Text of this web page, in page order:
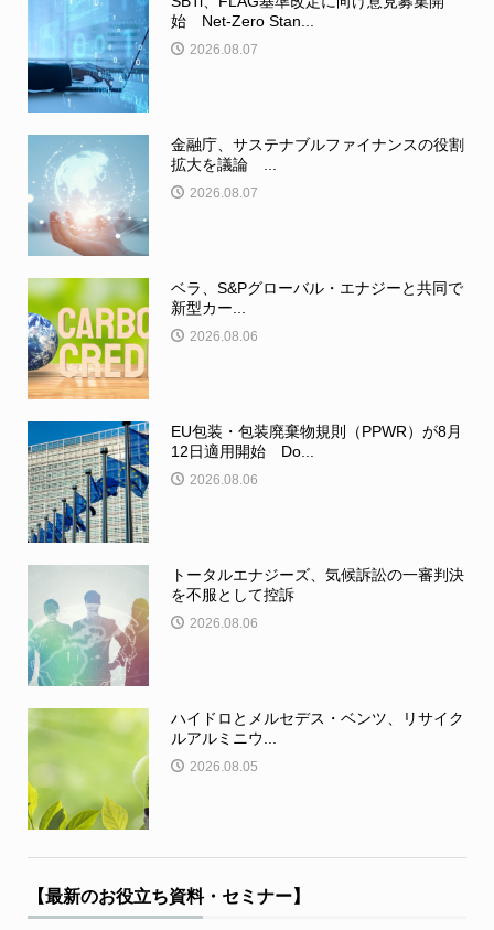
始 Net-Zero Stan...
2026.08.07
金融庁、サステナブルファイナンスの役割
拡大を議論 ...
2026.08.07
ベラ、S&Pグローバル・エナジーと共同で
新型カー...
2026.08.06
EU包装・包装廃棄物規則（PPWR）が8月
12日適用開始 Do...
2026.08.06
トータルエナジーズ、気候訴訟の一審判決
を不服として控訴
2026.08.06
ハイドロとメルセデス・ベンツ、リサイク
ルアルミニウ...
2026.08.05
【最新のお役立ち資料・セミナー】